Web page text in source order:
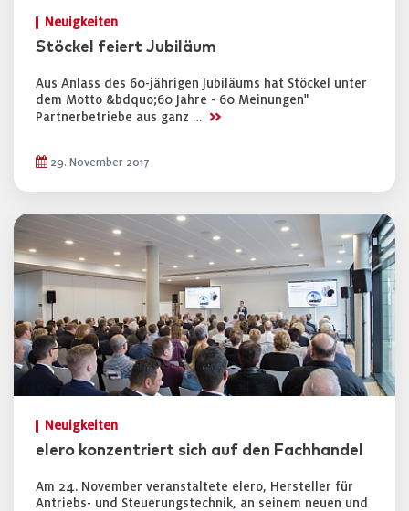
Neuigkeiten
Stöckel feiert Jubiläum
Aus Anlass des 60-jährigen Jubiläums hat Stöckel unter
dem Motto &bdquo;60 Jahre - 60 Meinungen"
Partnerbetriebe aus ganz … >>
29. November 2017
Neuigkeiten
elero konzentriert sich auf den Fachhandel
Am 24. November veranstaltete elero, Hersteller für
Antriebs- und Steuerungstechnik, an seinem neuen und